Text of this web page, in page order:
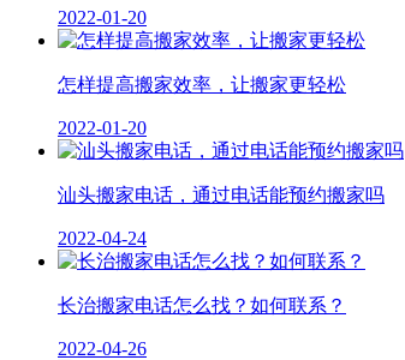
2022-01-20
怎样提高搬家效率，让搬家更轻松
2022-01-20
汕头搬家电话，通过电话能预约搬家吗
2022-04-24
长治搬家电话怎么找？如何联系？
2022-04-26